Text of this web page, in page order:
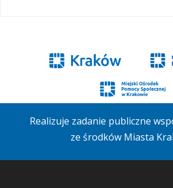
Realizuje zadanie publiczne
ze środków Miasta